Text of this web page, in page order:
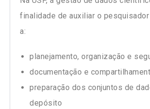
finalidade de auxiliar o
a:
planejamento, organização e
documentação e
preparação dos conjuntos de
depósito